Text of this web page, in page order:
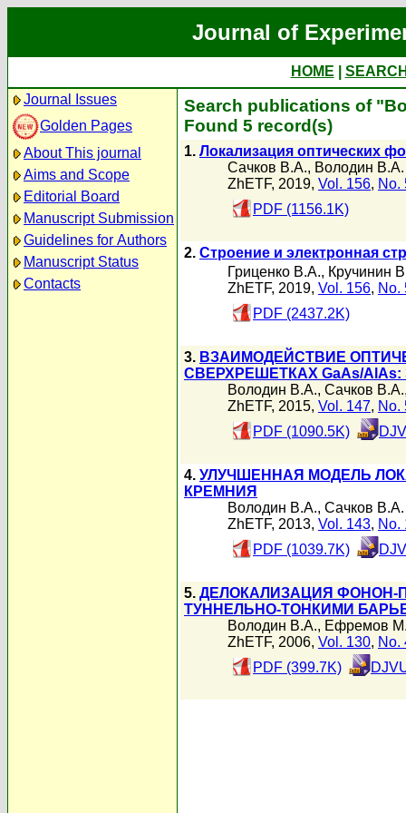
Journal of
HOME
Journal Issues
Golden Pages
About This journal
Aims and Scope
Editorial Board
Manuscript Submission
Guidelines for Authors
Manuscript Status
Contacts
Search publications of
Found 5 record(s)
1. Локализация оптических
Сачков В.А., Володин В.А.
ZhETF, 2019, Vol. 156, No.
PDF (1156.1K)
2. Строение и электронная
Гриценко В.А., Кручинин
ZhETF, 2019, Vol. 156, No.
PDF (2437.2K)
3. ВЗАИМОДЕЙСТВИЕ
СВЕРХРЕШЕТКАХ GaAs/
Володин В.А., Сачков В.А.
ZhETF, 2015, Vol. 147, No.
PDF (1090.5K)
4. УЛУЧШЕННАЯ МОДЕЛЬ
КРЕМНИЯ
Володин В.А., Сачков В.А.
ZhETF, 2013, Vol. 143, No.
PDF (1039.7K)
5. ДЕЛОКАЛИЗАЦИЯ ФОНОН-
ТУННЕЛЬНО-ТОНКИМИ
Володин В.А., Ефремов
ZhETF, 2006, Vol. 130, No.
PDF (399.7K)